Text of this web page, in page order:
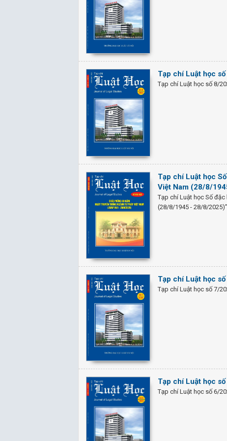
Tạp chí Luật học
Tạp chí Luật học số 8/
Tạp chí Luật học
Việt Nam (28/8/
Tạp chí Luật học Số
(28/8/1945 - 28/8/2025)”
Tạp chí Luật học
Tạp chí Luật học số 7/
Tạp chí Luật học
Tạp chí Luật học số 6/